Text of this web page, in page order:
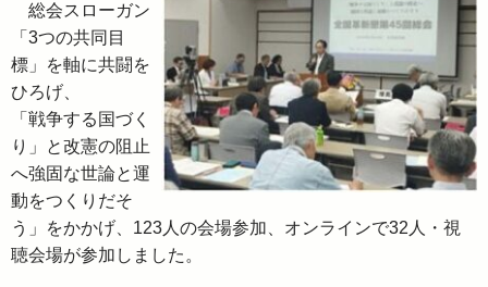
総会スローガン
「3つの共同目
標」を軸に共闘を
ひろげ、
「戦争する国づく
り」と改憲の阻止
へ強固な世論と運
動をつくりだそ
う」をかかげ、123人の会場参加、オンラインで32人・視
聴会場が参加しました。